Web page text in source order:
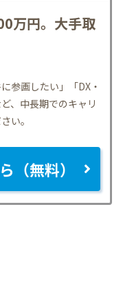
万円。大手取
参画したい」「DX・
、中長期でのキャリ
い。
（無料）